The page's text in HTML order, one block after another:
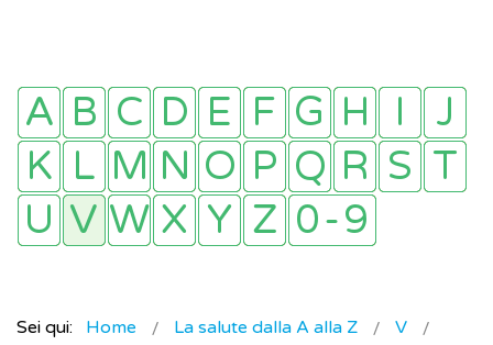
Sei qui: Home La salute dalla A alla Z
V